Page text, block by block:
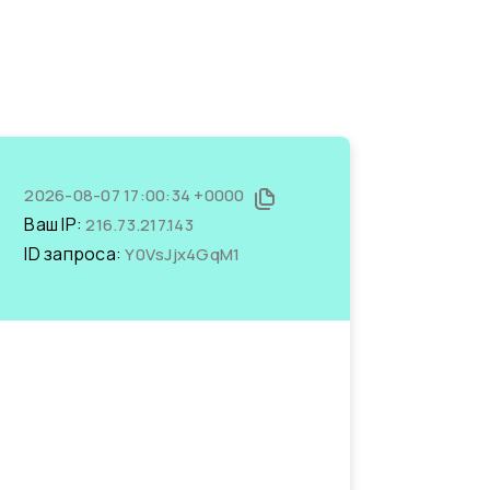
2026-08-07 17:00:34 +0000
Ваш IP:216.73.217.143
ID запроса:Y0VsJjx4GqM1